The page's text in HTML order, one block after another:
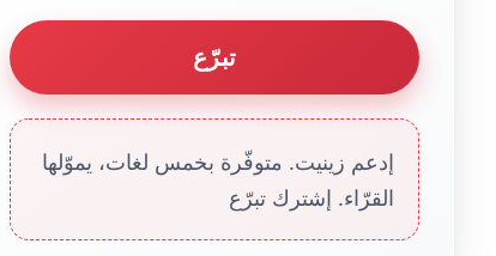
تبرّع
إدعم زينيت. متوفّرة بخمس لغات، يموّلها
القرّاء. إشترك تبرّع